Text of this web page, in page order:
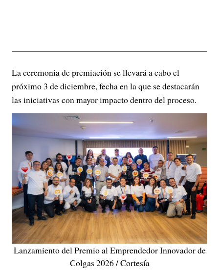
La ceremonia de premiación se llevará a cabo el
próximo 3 de diciembre, fecha en la que se destacarán
las iniciativas con mayor impacto dentro del proceso.
Lanzamiento del Premio al Emprendedor Innovador de
Colgas 2026 / Cortesía